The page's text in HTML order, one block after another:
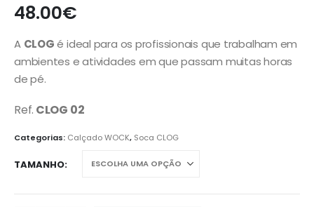
48.00€
A CLOGé ideal para os profissionais que trabalham em
ambientes e atividades em que passam muitas horas
de pé.
Ref. CLOG 02
Categorias: Calçado WOCK, Soca CLOG
TAMANHO